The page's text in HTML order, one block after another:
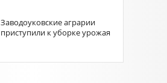
Заводоуковские аграрии
приступили к уборке урожая